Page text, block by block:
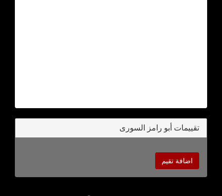
تقييمات أبو رامز السورى
اضافة تقيم